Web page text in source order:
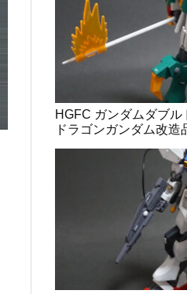
HGFC ガンダムダブル
ドラゴンガンダム改造